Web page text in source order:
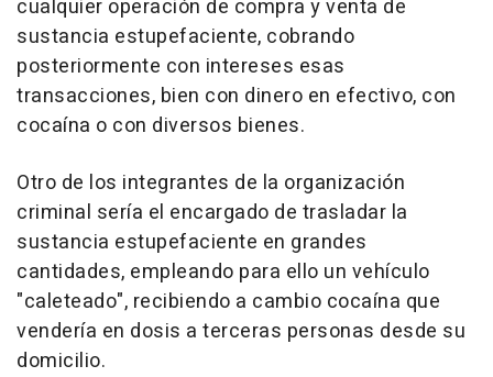
cualquier operación de compra y venta de
sustancia estupefaciente, cobrando
posteriormente con intereses esas
transacciones, bien con dinero en efectivo, con
cocaína o con diversos bienes.
Otro de los integrantes de la organización
criminal sería el encargado de trasladar la
sustancia estupefaciente en grandes
cantidades, empleando para ello un vehículo
"caleteado", recibiendo a cambio cocaína que
vendería en dosis a terceras personas desde su
domicilio.